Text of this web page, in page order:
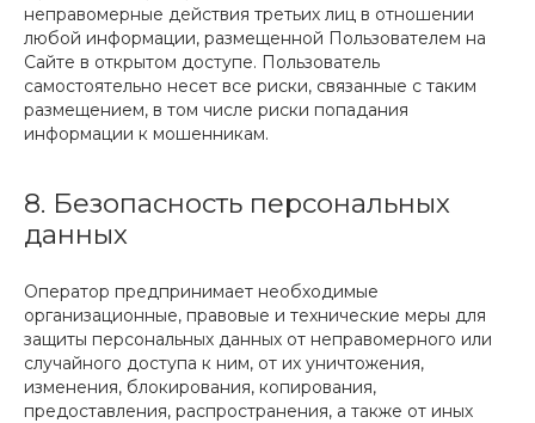
неправомерные действия третьих лиц в отношении
любой информации, размещенной Пользователем на
Сайте в открытом доступе. Пользователь
самостоятельно несет все риски, связанные с таким
размещением, в том числе риски попадания
информации к мошенникам.
8. Безопасность персональных
данных
Оператор предпринимает необходимые
организационные, правовые и технические меры для
защиты персональных данных от неправомерного или
случайного доступа к ним, от их уничтожения,
изменения, блокирования, копирования,
предоставления, распространения, а также от иных